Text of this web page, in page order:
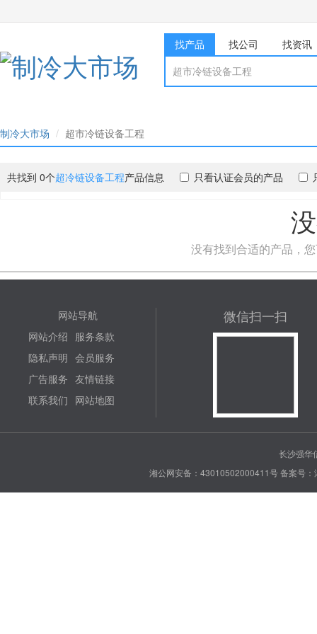
找产品 找公司 找资讯
制冷大市场 超市冷链设备工程
共找到 0个超冷链设备工程产品信息 只看认证会员的产品
没有找到合适的产品，
网站导航
网站介绍 服务条款
隐私声明 会员服务
广告服务 友情链接
联系我们 网站地图
微信扫一扫
长沙强华
湘公网安备：43010502000411号备案号